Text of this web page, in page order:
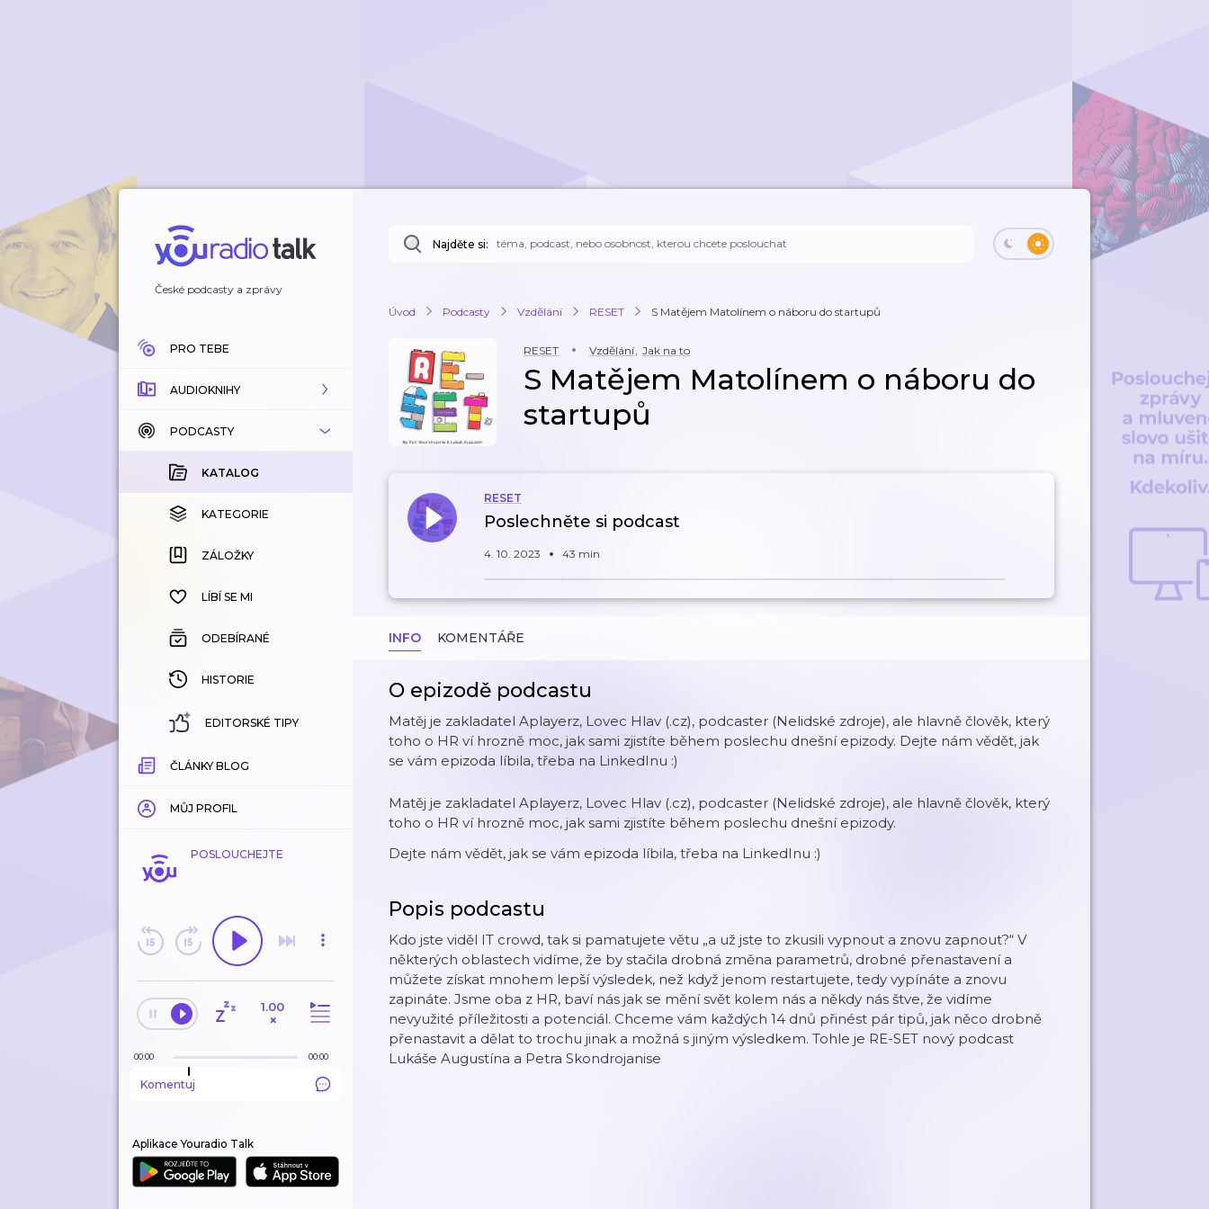
České podcasty a zprávy
PRO TEBE
AUDIOKNIHY
KATALOG
KOUPENÉ
KATEGORIE
ZÁLOŽKY
HISTORIE
PODCASTY
KATALOG
KATEGORIE
ZÁLOŽKY
LÍBÍ SE MI
ODEBÍRANÉ
HISTORIE
EDITORSKÉ TIPY
ČLÁNKY BLOG
MŮJ PROFIL
POSLOUCHEJTE
1.00
×
00:00 00:00
Komentuj
Aplikace Youradio Talk
Najděte si:
Úvod Podcasty Vzdělání RESET S Matějem Matolínem o náboru do startupů
RESET Vzdělání, Jak na to
S Matějem Matolínem o náboru do
startupů
RESET
Poslechněte si podcast
4. 10. 2023 43 min
INFO KOMENTÁŘE
O epizodě podcastu
Matěj je zakladatel Aplayerz, Lovec Hlav (.cz), podcaster (Nelidské zdroje), ale hlavně člověk, který
toho o HR ví hrozně moc, jak sami zjistíte během poslechu dnešní epizody. Dejte nám vědět, jak
se vám epizoda líbila, třeba na LinkedInu :)
Matěj je zakladatel Aplayerz, Lovec Hlav (.cz), podcaster (Nelidské zdroje), ale hlavně člověk, který
toho o HR ví hrozně moc, jak sami zjistíte během poslechu dnešní epizody.
Dejte nám vědět, jak se vám epizoda líbila, třeba na LinkedInu :)
Popis podcastu
Kdo jste viděl IT crowd, tak si pamatujete větu „a už jste to zkusili vypnout a znovu zapnout?“ V
některých oblastech vidíme, že by stačila drobná změna parametrů, drobné přenastavení a
můžete získat mnohem lepší výsledek, než když jenom restartujete, tedy vypínáte a znovu
zapináte. Jsme oba z HR, baví nás jak se mění svět kolem nás a někdy nás štve, že vidíme
nevyužité příležitosti a potenciál. Chceme vám každých 14 dnů přinést pár tipů, jak něco drobně
přenastavit a dělat to trochu jinak a možná s jiným výsledkem. Tohle je RE-SET nový podcast
Lukáše Augustína a Petra Skondrojanise